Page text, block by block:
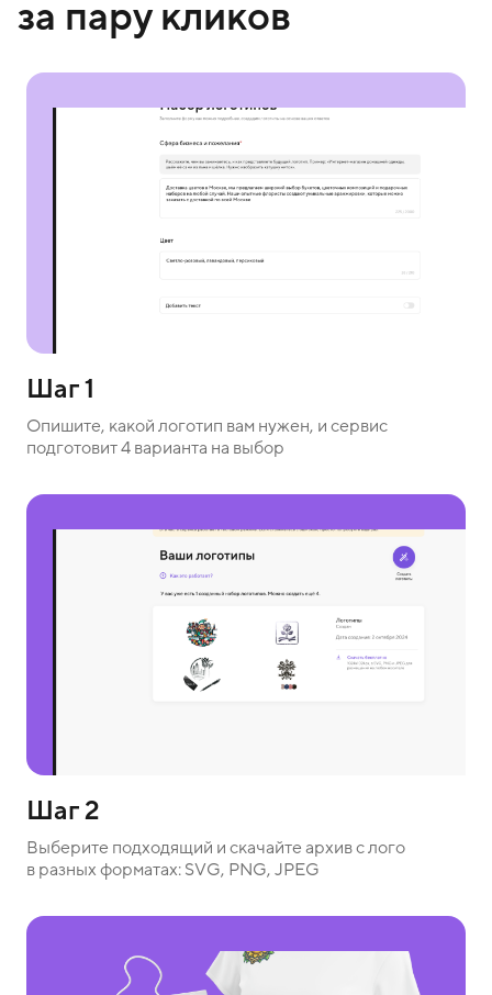
за пару кликов
Шаг 1
Опишите, какой логотип вам нужен, и сервис
подготовит 4 варианта на выбор
Шаг 2
Выберите подходящий и скачайте архив с лого
в разных форматах: SVG, PNG, JPEG